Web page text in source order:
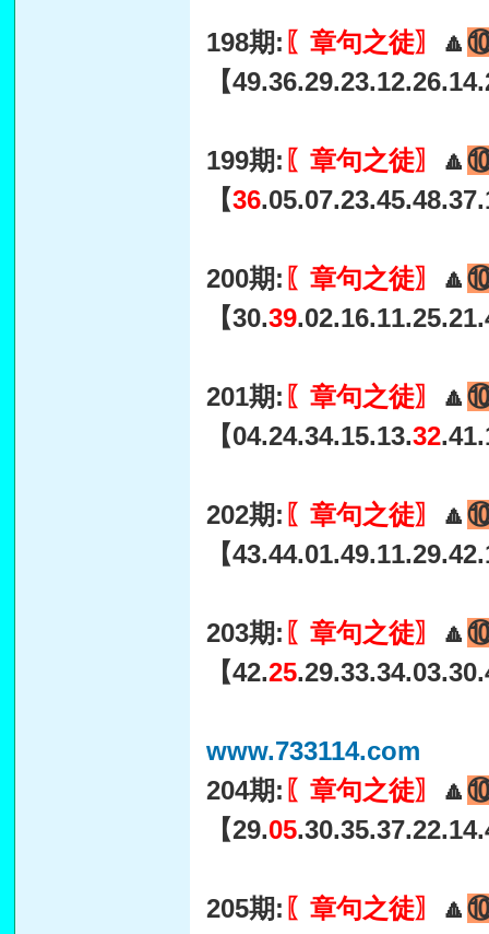
198期: 〖章句之徒〗 🔼⑩
【
199期: 〖章句之徒〗 🔼⑩
【36
200期: 〖章句之徒〗 🔼⑩
【30.39
201期: 〖章句之徒〗 🔼⑩
【04.24.34.15.13.32
202期: 〖章句之徒〗 🔼⑩
【
203期: 〖章句之徒〗 🔼⑩
【42.25
www.733114.com
204期: 〖章句之徒〗 🔼⑩
【29.05
205期: 〖章句之徒〗 🔼⑩